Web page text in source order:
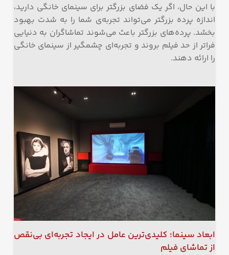
با این حال، اگر یک فضای بزرگتر برای سینمای خانگی دارید،
اندازه پرده بزرگتر می‌تواند تجربه‌ی شما را به شدت بهبود
بخشد. پرده‌های بزرگتر باعث می‌شوند تماشاگران به دنیایی
فراتر از حد فیلم بروند و تجربه‌ای چشمگیر از سینمای خانگی
را ارائه دهند.
ابعاد سینما؛ کلیدی‌ترین عامل در ایجاد تجربه‌ای بی‌نقص
از تماشای فیلم